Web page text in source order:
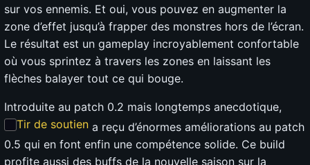
sur vos ennemis. Et oui, vous pouvez en augmenter la
zone d’effet jusqu’à frapper des monstres hors de l’écran.
Le résultat est un gameplay incroyablement confortable
où vous sprintez à travers les zones en laissant les
flèches balayer tout ce qui bouge.
Introduite au patch 0.2 mais longtemps anecdotique,
Tir de soutien a reçu d’énormes améliorations au patch
0.5 qui en font enfin une compétence solide. Ce build
profite aussi des buffs de la nouvelle saison sur la